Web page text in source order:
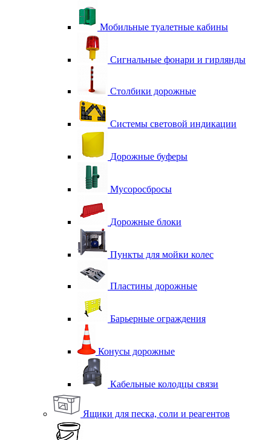
Мобильные туалетные кабины
Сигнальные фонари и гирлянды
Столбики дорожные
Системы световой индикации
Дорожные буферы
Мусоросбросы
Дорожные блоки
Пункты для мойки колес
Пластины дорожные
Барьерные ограждения
Конусы дорожные
Кабельные колодцы связи
Ящики для песка, соли и реагентов